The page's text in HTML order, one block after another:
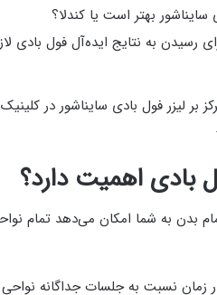
سایناشور بهتر است یا کندلا؟
رسیدن به نتایج ایده‌آل فول بادی
بر لیزر فول بادی سایناشور در
بادی اهمیت دارد؟
بدن به شما امکان می‌دهد تمام
زمان نسبت به جلسات جداگانه